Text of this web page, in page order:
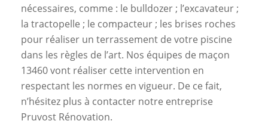
nécessaires, comme : le bulldozer ; l’excavateur ;
la tractopelle ; le compacteur ; les brises roches
pour réaliser un terrassement de votre piscine
dans les règles de l’art. Nos équipes de maçon
13460 vont réaliser cette intervention en
respectant les normes en vigueur. De ce fait,
n’hésitez plus à contacter notre entreprise
Pruvost Rénovation.